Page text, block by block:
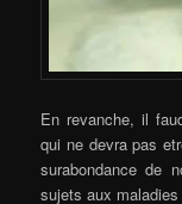
En revanche, il
qui ne devra pas
surabondance de
sujets aux